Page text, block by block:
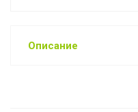
Описание